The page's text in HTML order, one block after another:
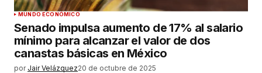
MUNDO ECONÓMICO
Senado impulsa aumento de 17% al salario
mínimo para alcanzar el valor de dos
canastas básicas en México
por Jair Velázquez20 de octubre de 2025